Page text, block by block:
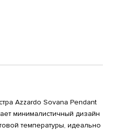
Azzardo Sovana Pendant
минималистичный дизайн
температуры, идеально